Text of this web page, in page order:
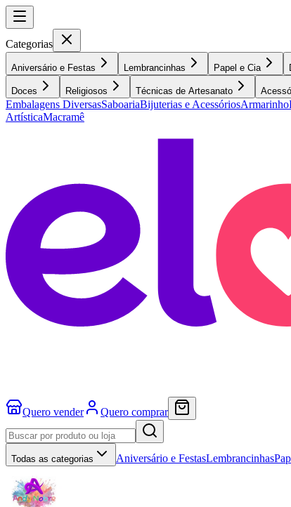
Categorias
Aniversário e Festas Lembrancinhas Papel e Cia
Doces Religiosos Técnicas de Artesanato
Embalagens DiversasSaboariaBijuterias e AcessóriosArmarinho
ArtísticaMacramê
Quero vender Quero comprar
Todas as categorias Aniversário e FestasLembrancinhas